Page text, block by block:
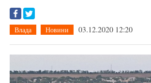
КОНТАКТИ
Влада Новини 03.12.2020 12:20